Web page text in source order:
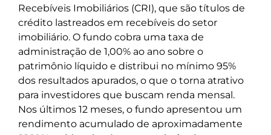
Recebíveis Imobiliários (CRI), que são títulos de
crédito lastreados em recebíveis do setor
imobiliário. O fundo cobra uma taxa de
administração de 1,00% ao ano sobre o
patrimônio líquido e distribui no mínimo 95%
dos resultados apurados, o que o torna atrativo
para investidores que buscam renda mensal.
Nos últimos 12 meses, o fundo apresentou um
rendimento acumulado de aproximadamente